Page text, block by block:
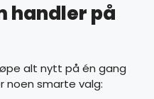
handler på
alt nytt på én gang
noen smarte valg: